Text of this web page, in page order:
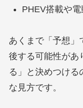
PHEV搭載や
あくまで「予想」
後する可能性があ
る」と決めつける
な見方です。